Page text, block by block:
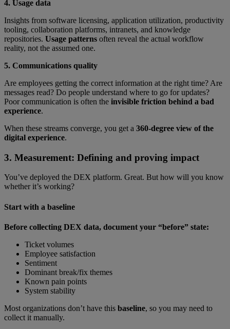
4. Usage data
Insights from software licensing, application utilization, productivity
tooling, collaboration platforms, intranets, and knowledge
repositories. Usage patterns often reveal the actual workflow
reality, not the assumed one.
5. Communications quality
Are employees getting the correct information at the right time? Are
messages read? Do people understand where to go for updates?
Poor communication is often the invisible friction behind a bad
experience.
When these streams converge, you get a 360-degree view of the
digital experience.
3. Measurement: Defining and proving impact
You’ve deployed the DEX platform. Great. But how will you know
whether it’s working?
Start with a baseline
Before collecting DEX data, document your “before” state:
Ticket volumes
Employee satisfaction
Sentiment
Dominant break/fix themes
Known pain points
System stability
Most organizations don’t have this baseline, so you may need to
collect it manually.